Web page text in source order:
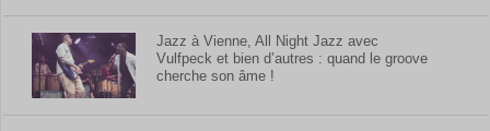
Jazz à Vienne, All Night Jazz avec
Vulfpeck et bien d’autres : quand le groove
cherche son âme !